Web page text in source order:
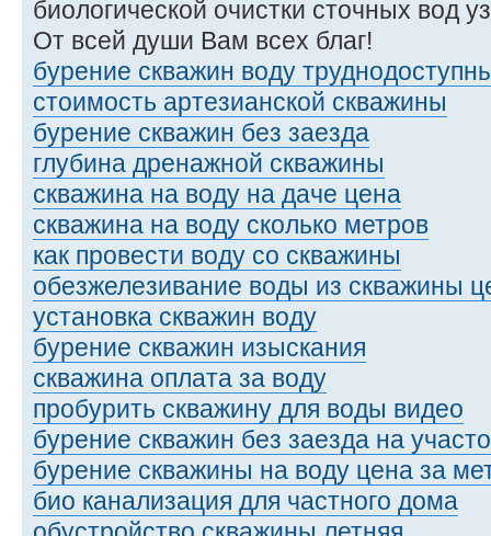
биологической очистки сточных вод
От всей души Вам всех благ!
бурение скважин воду
стоимость артезианской скважины
бурение скважин без заезда
глубина дренажной скважины
скважина на воду на даче цена
скважина на воду сколько метров
как провести воду со скважины
обезжелезивание воды из скважины
установка скважин воду
бурение скважин изыскания
скважина оплата за воду
пробурить скважину для воды видео
бурение скважин без заезда на
бурение скважины на воду цена за
био канализация для частного дома